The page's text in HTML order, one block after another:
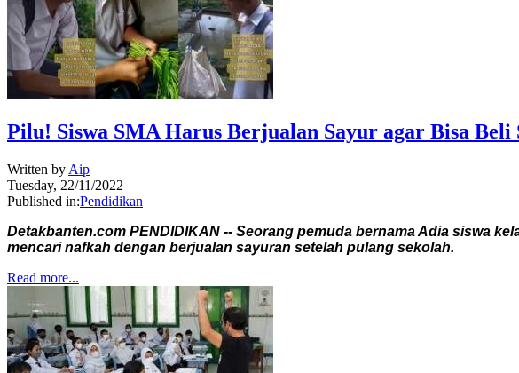
Pilu! Siswa SMA Harus Berjualan Sayur agar Bisa Beli
Written by Aip
Tuesday, 22/11/2022
Published in:Pendidikan
Detakbanten.com PENDIDIKAN -- Seorang pemuda bernama Adia siswa
mencari nafkah dengan berjualan sayuran setelah pulang sekolah.
Read more...